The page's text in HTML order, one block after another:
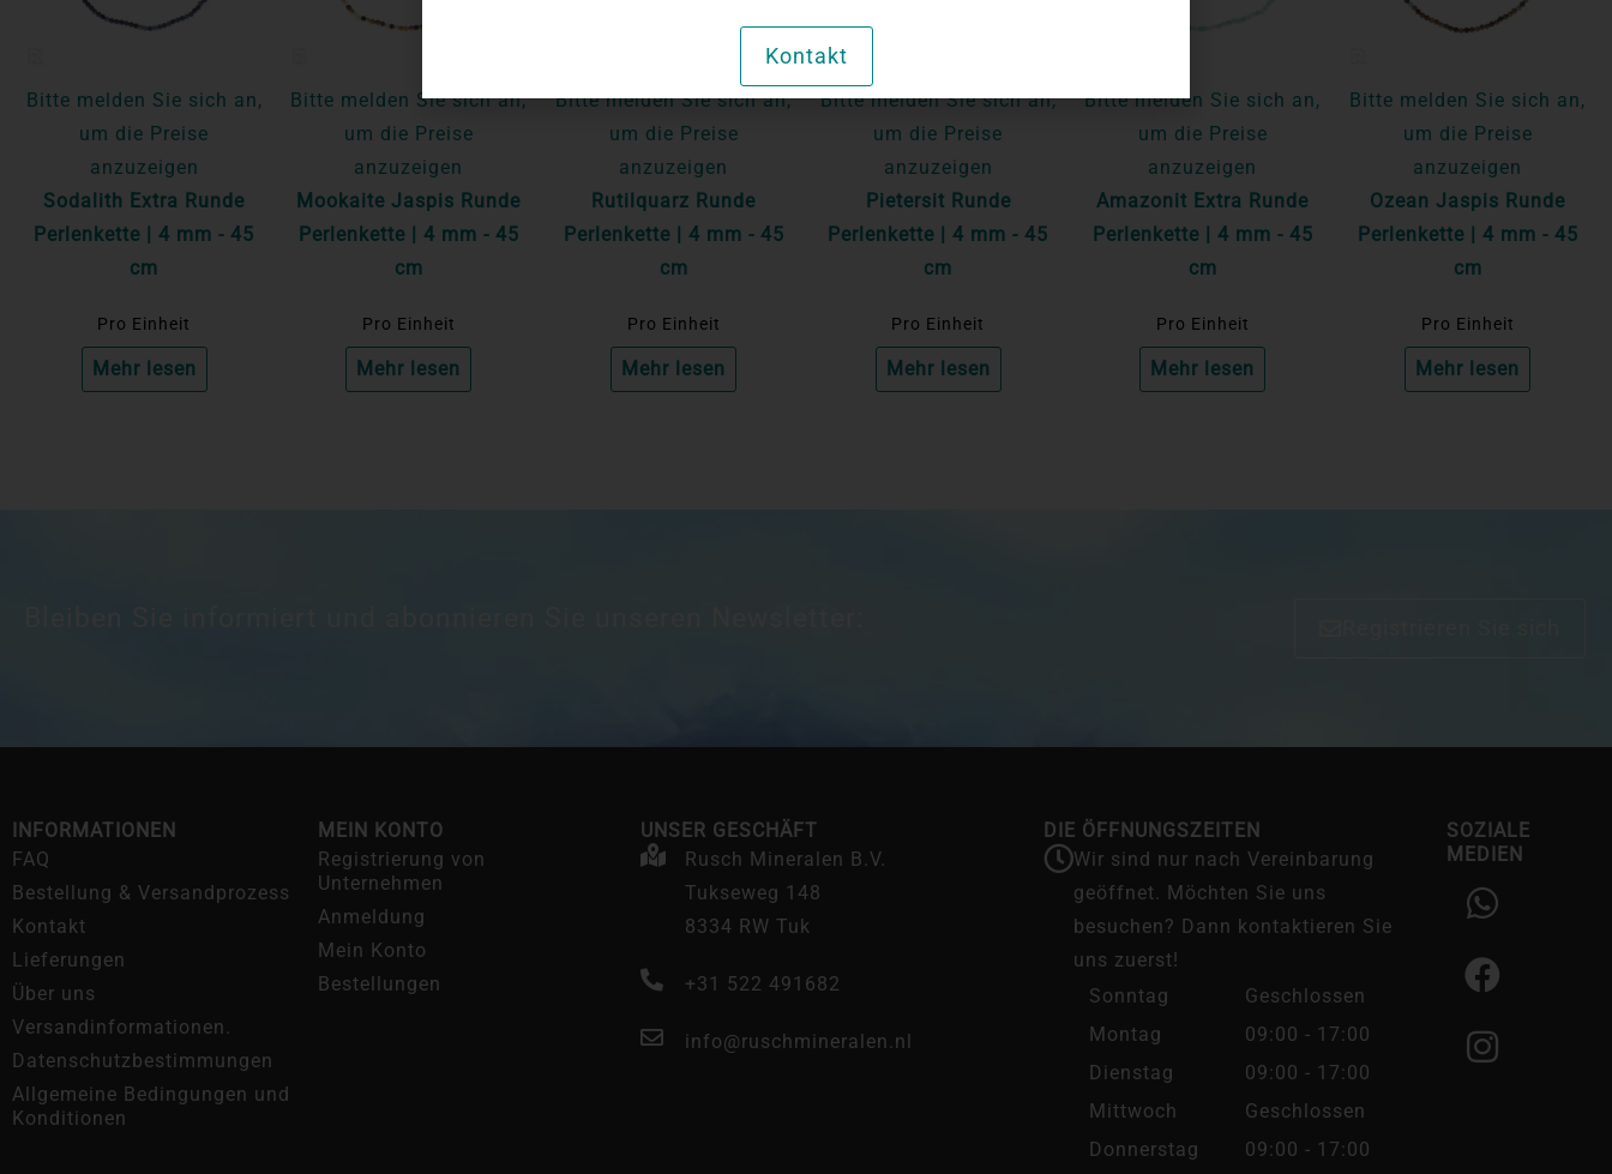
Bitte melden Sie sich an,
um die Preise
anzuzeigen
Sodalith Extra Runde
Perlenkette | 4 mm - 45
cm
Pro Einheit
Mehr lesen
Bitte melden Sie sich an,
um die Preise
anzuzeigen
Mookaite Jaspis Runde
Perlenkette | 4 mm - 45
cm
Pro Einheit
Mehr lesen
Bitte melden Sie sich an,
um die Preise
anzuzeigen
Rutilquarz Runde
Perlenkette | 4 mm - 45
cm
Pro Einheit
Mehr lesen
Bitte melden Sie sich an,
um die Preise
anzuzeigen
Pietersit Runde
Perlenkette | 4 mm - 45
cm
Pro Einheit
Mehr lesen
Bitte melden Sie sich an,
um die Preise
anzuzeigen
Amazonit Extra Runde
Perlenkette | 4 mm - 45
cm
Pro Einheit
Mehr lesen
Bitte melden Sie sich an,
um die Preise
anzuzeigen
Ozean Jaspis Runde
Perlenkette | 4 mm - 45
cm
Pro Einheit
Mehr lesen
INFORMATIONEN
FAQ
Bestellung & Versandprozess
Kontakt
Lieferungen
Über uns
Versandinformationen.
Datenschutzbestimmungen
Allgemeine Bedingungen und
Konditionen
MEIN KONTO
Registrierung von
Unternehmen
Anmeldung
Mein Konto
Bestellungen
UNSER GESCHÄFT
Rusch Mineralen B.V.
Tukseweg 148
8334 RW Tuk
+31 522 491682
info@ruschmineralen.nl
DIE ÖFFNUNGSZEITEN
Wir sind nur nach Vereinbarung
geöffnet. Möchten Sie uns
besuchen? Dann kontaktieren Sie
uns zuerst!
Sonntag
Geschlossen
Montag
09:00 - 17:00
Dienstag
09:00 - 17:00
Mittwoch
Geschlossen
Donnerstag
09:00 - 17:00
SOZIALE
MEDIEN
W
h
a
t
s
a
F
a
c
e
b
o
I
n
s
t
a
g
Kontakt